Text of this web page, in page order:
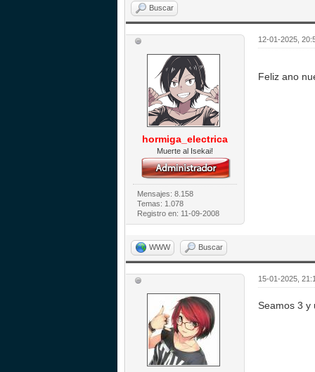
Buscar
hormiga_electrica
Muerte al Isekai!
Mensajes: 8.158
Temas: 1.078
Registro en: 11-09-2008
12-01-2025,
Feliz ano
WWW Buscar
15-01-2025,
Seamos 3 y